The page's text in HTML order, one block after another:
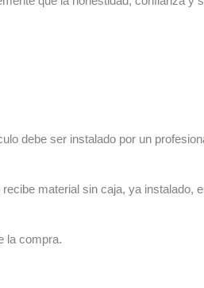
debe ser instalado por un
material sin caja, ya instalado,
la compra.